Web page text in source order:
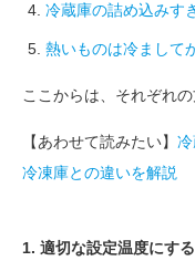
冷蔵庫の詰め込みす
熱いものは冷まして
ここからは、それぞれ
【あわせて読みたい】
冷凍庫との違いを解説
1. 適切な設定温度にする